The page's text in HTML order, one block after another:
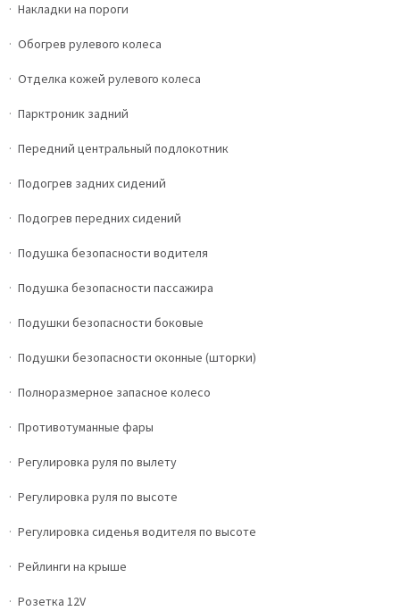
Накладки на пороги
Обогрев рулевого колеса
Отделка кожей рулевого колеса
Парктроник задний
Передний центральный подлокотник
Подогрев задних сидений
Подогрев передних сидений
Подушка безопасности водителя
Подушка безопасности пассажира
Подушки безопасности боковые
Подушки безопасности оконные (шторки)
Полноразмерное запасное колесо
Противотуманные фары
Регулировка руля по вылету
Регулировка руля по высоте
Регулировка сиденья водителя по высоте
Рейлинги на крыше
Розетка 12V